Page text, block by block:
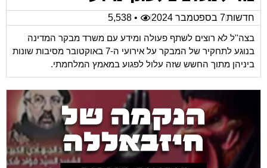
חדשות7 בספטמבר 2024
• 5,538
בצה''ל לא רוצים לשתף פעולה ומידע עם משרד מבקר המדינה
בנוגע לתחקיר של המבקר על אירועי ה-7 באוקטובר מסיבות שונות
ביניהן מתוך החשש שזה עלול לפגוע במאמץ המלחמתי.